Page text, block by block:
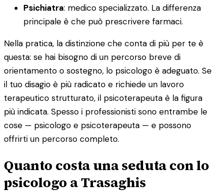
Psichiatra: medico specializzato. La differenza
principale è che può prescrivere farmaci.
Nella pratica, la distinzione che conta di più per te è
questa: se hai bisogno di un percorso breve di
orientamento o sostegno, lo psicologo è adeguato. Se
il tuo disagio è più radicato e richiede un lavoro
terapeutico strutturato, il psicoterapeuta è la figura
più indicata. Spesso i professionisti sono entrambe le
cose — psicologo e psicoterapeuta — e possono
offrirti un percorso completo.
Quanto costa una seduta con lo
psicologo a Trasaghis